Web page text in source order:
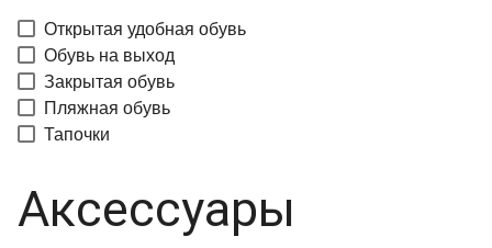
Открытая удобная обувь
Обувь на выход
Закрытая обувь
Пляжная обувь
Тапочки
Аксессуары